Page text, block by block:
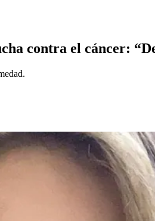
contra el cáncer: